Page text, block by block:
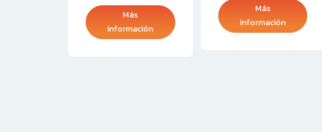
Más
información
Más
información